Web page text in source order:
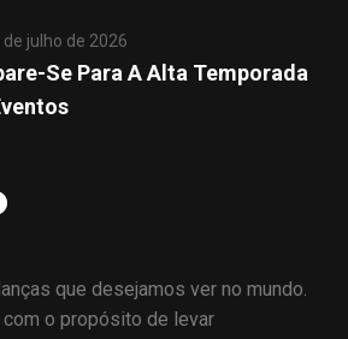
de julho de 2026
Se Para A Alta Temporada
que desejamos ver no mundo.
o propósito de levar